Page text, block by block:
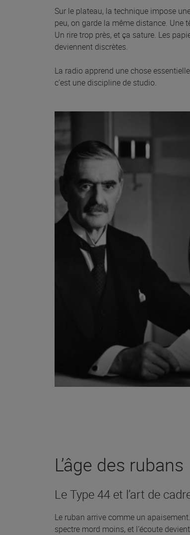
Sur le plateau, la technique impose
peu, on garde la même distance. Une
Un rire trop près, et ça sature. Les
deviennent discrètes.
La radio apprend une chose
c’est une discipline de studio.
L’âge des rubans
Le Type 44 et l’art de
Le ruban arrive comme un
spectre mord moins, et l’écoute